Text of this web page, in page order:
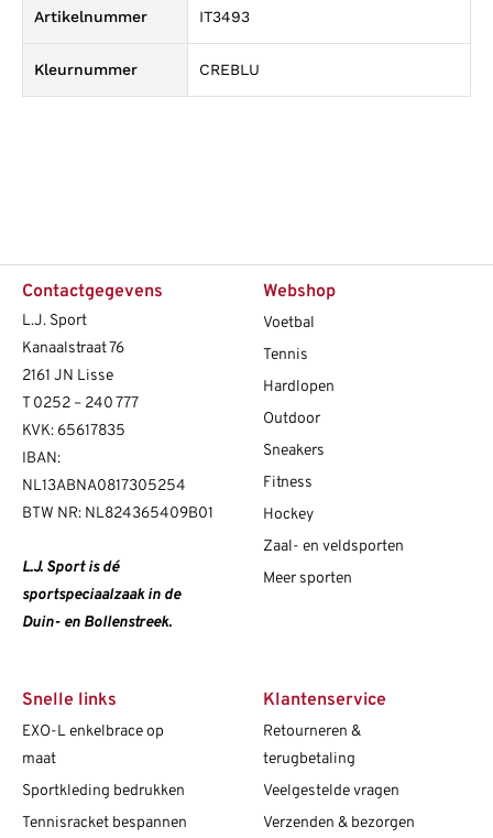
Artikelnummer IT3493
Kleurnummer CREBLU
Contactgegevens
L.J. Sport
Kanaalstraat 76
2161 JN Lisse
T 0252 – 240 777
KVK: 65617835
IBAN:
NL13ABNA0817305254
BTW NR: NL824365409B01
L.J. Sport is dé
sportspeciaalzaak in de
Duin- en Bollenstreek.
Webshop
Voetbal
Tennis
Hardlopen
Outdoor
Sneakers
Fitness
Hockey
Zaal- en veldsporten
Meer sporten
Snelle links
EXO-L enkelbrace op
maat
Sportkleding bedrukken
Tennisracket bespannen
Klantenservice
Retourneren &
terugbetaling
Veelgestelde vragen
Verzenden & bezorgen